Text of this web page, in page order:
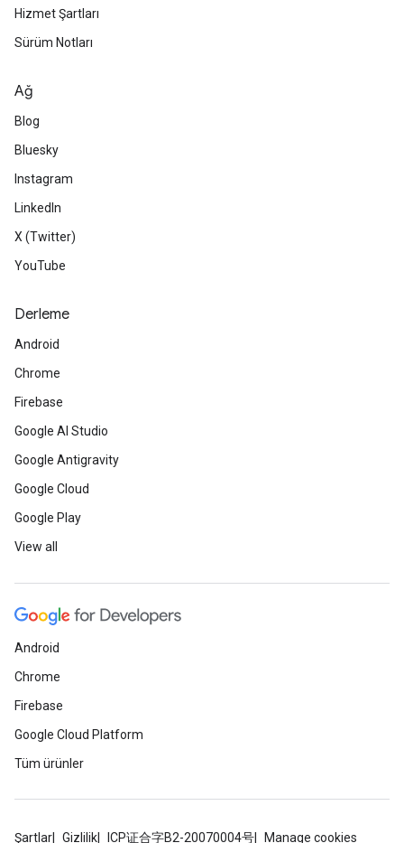
Hizmet Şartları
Sürüm Notları
Ağ
Blog
Bluesky
Instagram
LinkedIn
X (Twitter)
YouTube
Derleme
Android
Chrome
Firebase
Google AI Studio
Google Antigravity
Google Cloud
Google Play
View all
Android
Chrome
Firebase
Google Cloud Platform
Tüm ürünler
Şartlar Gizlilik ICP证合字B2-20070004号 Manage cookies